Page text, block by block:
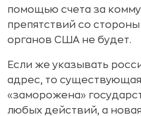
помощью счета за
препятствий со
органов США не будет.
Если же указывать
адрес, то
«заморожена»
любых действий, а